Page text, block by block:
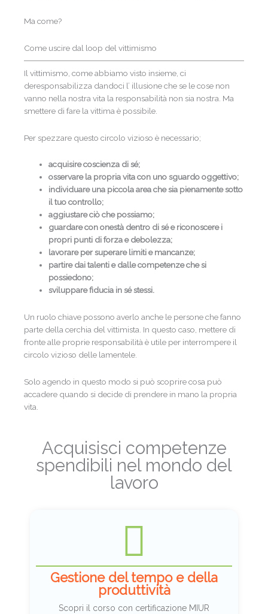
Ma come?
Come uscire dal loop del vittimismo
Il vittimismo, come abbiamo visto insieme, ci
deresponsabilizza dandoci l’ illusione che se le cose non
vanno nella nostra vita la responsabilità non sia nostra. Ma
smettere di fare la vittima è possibile.
Per spezzare questo circolo vizioso è necessario;
acquisire coscienza di sé;
osservare la propria vita con uno sguardo oggettivo;
individuare una piccola area che sia pienamente sotto
il tuo controllo;
aggiustare ciò che possiamo;
guardare con onestà dentro di sé e riconoscere i
propri punti di forza e debolezza;
lavorare per superare limiti e mancanze;
partire dai talenti e dalle competenze che si
possiedono;
sviluppare fiducia in sé stessi.
Un ruolo chiave possono averlo anche le persone che fanno
parte della cerchia del vittimista. In questo caso, mettere di
fronte alle proprie responsabilità è utile per interrompere il
circolo vizioso delle lamentele.
Solo agendo in questo modo si può scoprire cosa può
accadere quando si decide di prendere in mano la propria
vita.
Acquisisci competenze
spendibili nel mondo del
lavoro
Gestione del tempo e della
produttività
Scopri il corso con certificazione MIUR